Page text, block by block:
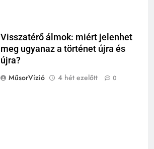
Visszatérő álmok: miért jelenhet
meg ugyanaz a történet újra és
újra?
MűsorVízió
4 hét ezelőtt 0